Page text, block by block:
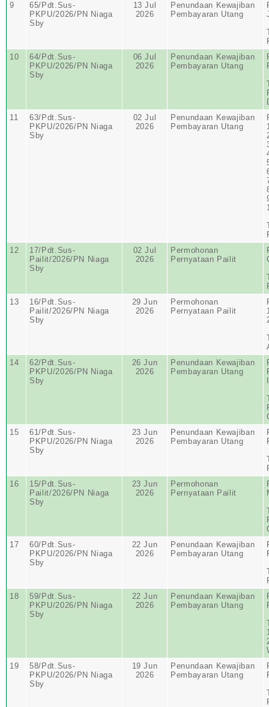
9
65/Pdt.Sus-
PKPU/2026/PN Niaga
Sby
13 Jul
2026
Penundaan Kewajiban
Pembayaran Utang
10
64/Pdt.Sus-
PKPU/2026/PN Niaga
Sby
06 Jul
2026
Penundaan Kewajiban
Pembayaran Utang
11
63/Pdt.Sus-
PKPU/2026/PN Niaga
Sby
02 Jul
2026
Penundaan Kewajiban
Pembayaran Utang
12
17/Pdt.Sus-
Pailit/2026/PN Niaga
Sby
02 Jul
2026
Permohonan
Pernyataan Pailit
13
16/Pdt.Sus-
Pailit/2026/PN Niaga
Sby
29 Jun
2026
Permohonan
Pernyataan Pailit
14
62/Pdt.Sus-
PKPU/2026/PN Niaga
Sby
26 Jun
2026
Penundaan Kewajiban
Pembayaran Utang
15
61/Pdt.Sus-
PKPU/2026/PN Niaga
Sby
23 Jun
2026
Penundaan Kewajiban
Pembayaran Utang
16
15/Pdt.Sus-
Pailit/2026/PN Niaga
Sby
23 Jun
2026
Permohonan
Pernyataan Pailit
17
60/Pdt.Sus-
PKPU/2026/PN Niaga
Sby
22 Jun
2026
Penundaan Kewajiban
Pembayaran Utang
18
59/Pdt.Sus-
PKPU/2026/PN Niaga
Sby
22 Jun
2026
Penundaan Kewajiban
Pembayaran Utang
19
58/Pdt.Sus-
PKPU/2026/PN Niaga
Sby
19 Jun
2026
Penundaan Kewajiban
Pembayaran Utang